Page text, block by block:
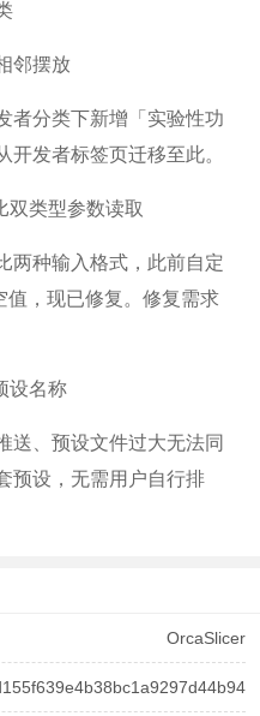
邻摆放
者分类下新增「实验性功
发者标签页迁移至此。
双类型参数读取
两种输入格式，此前自定
值，现已修复。修复需求
设名称
送、预设文件过大无法同
预设，无需用户自行排
OrcaSlicer